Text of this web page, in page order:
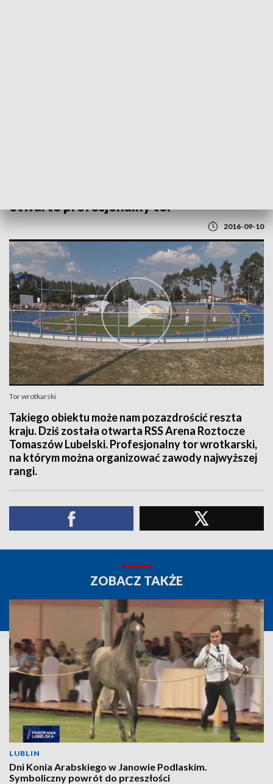
otwarto profesjonalny tor
2016-09-10
Tor wrotkarski
Takiego obiektu może nam pozazdrościć reszta
kraju. Dziś została otwarta RSS Arena Roztocze
Tomaszów Lubelski. Profesjonalny tor wrotkarski,
na którym można organizować zawody najwyższej
rangi.
ZOBACZ TAKŻE
LUBLIN
Dni Konia Arabskiego w Janowie Podlaskim.
Symboliczny powrót do przeszłości